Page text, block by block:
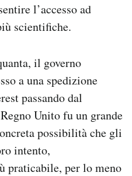
l’accesso ad
scientifiche.
il governo
a una spedizione
passando dal
Unito fu un grande
possibilità che gli
intento,
praticabile, per lo meno